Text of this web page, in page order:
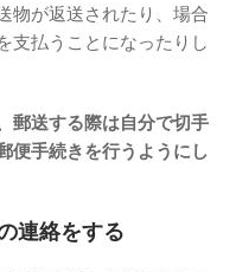
物が返送されたり、場合
支払うことになったりし
郵送する際は自分で切手
便手続きを行うようにし
連絡をする